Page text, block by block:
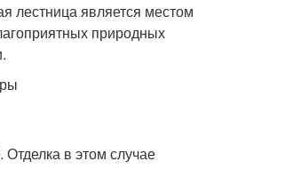
лестница является местом
природных
в этом случае